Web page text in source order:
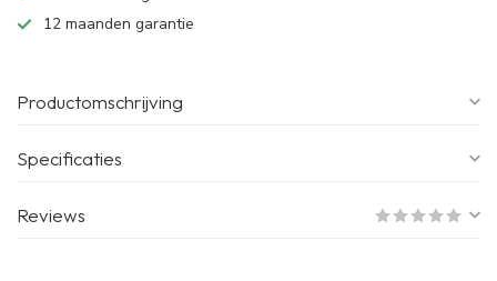
12 maanden garantie
Productomschrijving
Specificaties
Reviews